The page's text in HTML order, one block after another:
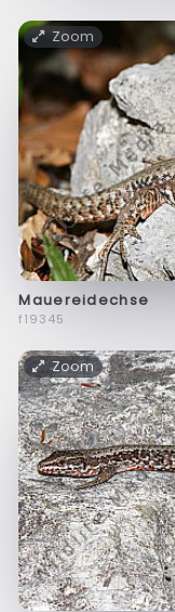
Zoom
Mauereidechse
f19345
Zoom